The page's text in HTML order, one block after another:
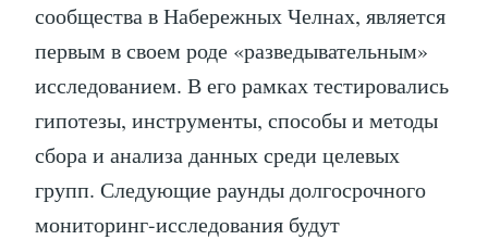
сообщества в Набережных Челнах, является
первым в своем роде «разведывательным»
исследованием. В его рамках тестировались
гипотезы, инструменты, способы и методы
сбора и анализа данных среди целевых
групп. Следующие раунды долгосрочного
мониторинг-исследования будут